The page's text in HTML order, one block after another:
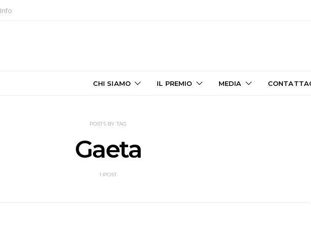
Info
CHI SIAMO IL PREMIO MEDIA
POSTS BY TAG
Gaeta
1 POST